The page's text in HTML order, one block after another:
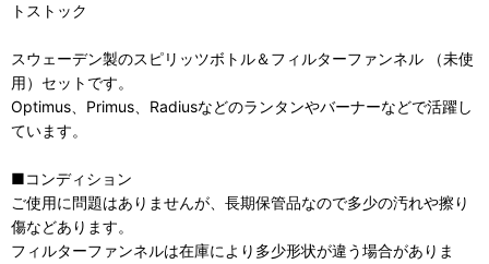
トストック
スウェーデン製のスピリッツボトル＆フィルターファンネル （未使
用）セットです。
Optimus、Primus、Radiusなどのランタンやバーナーなどで活躍し
ています。
■コンディション
ご使用に問題はありませんが、長期保管品なので多少の汚れや擦り
傷などあります。
フィルターファンネルは在庫により多少形状が違う場合がありま